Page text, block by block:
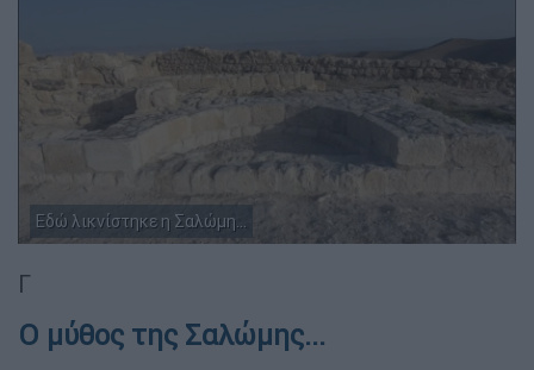
Εδώ λικνίστηκε η Σαλώμη...
Γ
Ο μύθος της Σαλώμης...